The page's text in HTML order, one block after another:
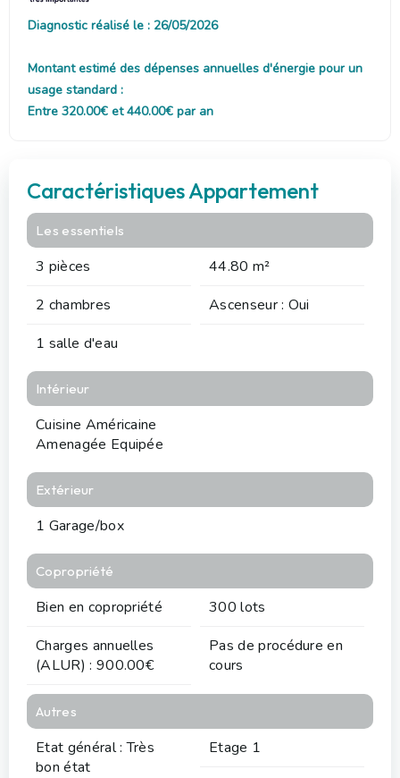
Diagnostic réalisé le : 26/05/2026
Montant estimé des dépenses annuelles d'énergie pour un
usage standard :
Entre 320.00€ et 440.00€ par an
Caractéristiques Appartement
Les essentiels
3 pièces
44.80 m²
2 chambres
Ascenseur : Oui
1 salle d'eau
Intérieur
Cuisine Américaine
Amenagée Equipée
Extérieur
1 Garage/box
Copropriété
Bien en copropriété
300 lots
Charges annuelles
(ALUR) : 900.00€
Pas de procédure en
cours
Autres
Etat général : Très
bon état
Etage 1